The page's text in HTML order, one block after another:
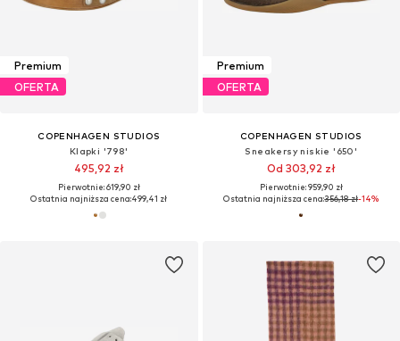
Premium
OFERTA
COPENHAGEN STUDIOS
Klapki '798'
495,92 zł
Pierwotnie: 619,90 zł
Ostatnia najniższa cena:499,41 zł
Premium
OFERTA
COPENHAGEN STUDIOS
Sneakersy niskie '650'
Od 303,92 zł
Pierwotnie: 959,90 zł
Ostatnia najniższa cena:356,18 zł-14%